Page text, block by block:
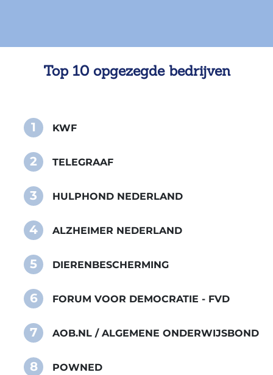
Top 10 opgezegde bedrijven
1 KWF
2 TELEGRAAF
3 HULPHOND NEDERLAND
4 ALZHEIMER NEDERLAND
5 DIERENBESCHERMING
6 FORUM VOOR DEMOCRATIE - FVD
7 AOB.NL / ALGEMENE ONDERWIJSBOND
8 POWNED